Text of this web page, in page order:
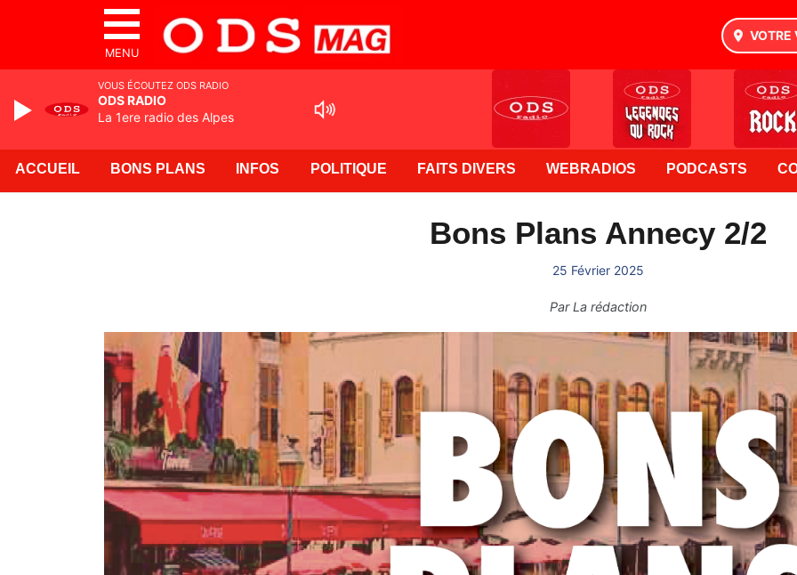
MENU
VOTRE
ACCUEIL BONS PLANS INFOS POLITIQUE FAITS DIVERS WEBRADIOS PODCASTS
Bons Plans Annecy 2/2
25 Février 2025
ParLa rédaction
VOUS ÉCOUTEZ ODS RADIO
ODS RADIO
La 1ere radio des Alpes